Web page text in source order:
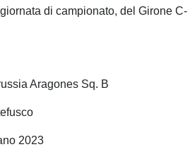
di campionato, del Girone C-
Aragones Sq. B
2023